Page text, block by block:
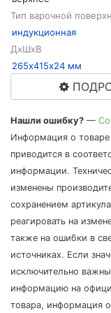
Тип варочной
индукционная
ДхШхВ
265х415х24 мм
Нашли ошибку? —
Информация о товаре
приводится в
информации.
изменены
сохранением
реагировать на
также на ошибки в
источниках. Если
исключительно
информацию на
товара, информация